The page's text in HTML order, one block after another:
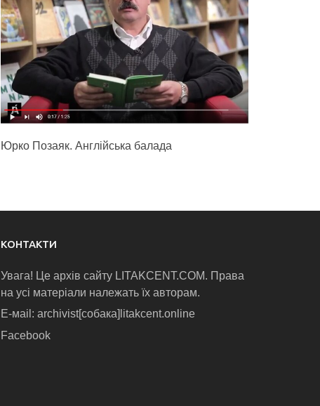
Юрко Позаяк. Англійська балада
КОНТАКТИ
Увага! Це архів сайту LITAKCENT.COM. Права
на усі матеріали належать їх авторам.
E-маіl: archivist[собака]litakcent.online
Facebook